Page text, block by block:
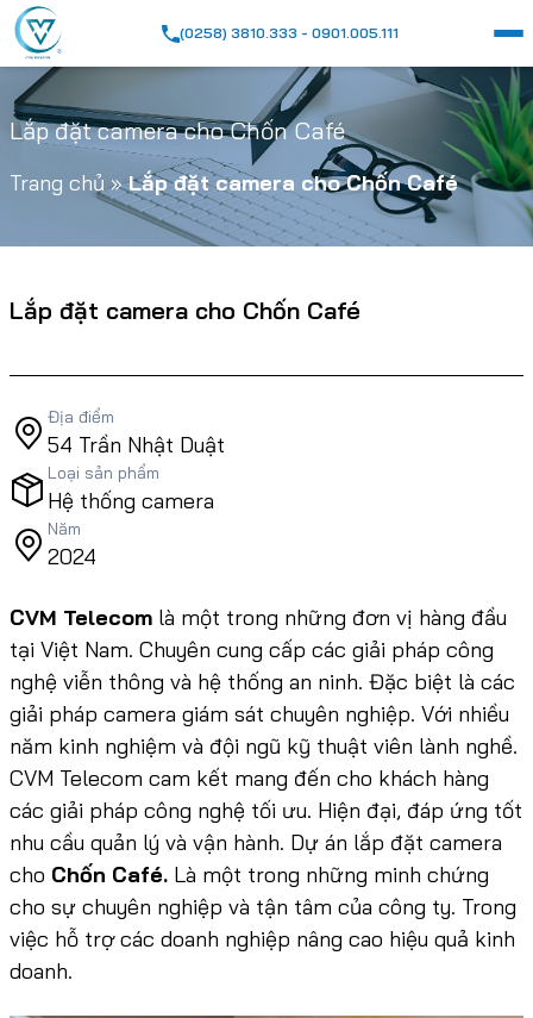
(0258) 3810.333 - 0901.005.111
Lắp đặt camera cho Chốn Café
Trang chủ»Lắp đặt camera cho Chốn Café
Lắp đặt camera cho Chốn Café
Địa điểm
54 Trần Nhật Duật
Loại sản phẩm
Hệ thống camera
Năm
2024
CVM Telecom là một trong những đơn vị hàng đầu
tại Việt Nam. Chuyên cung cấp các giải pháp công
nghệ viễn thông và hệ thống an ninh. Đặc biệt là các
giải pháp camera giám sát chuyên nghiệp. Với nhiều
năm kinh nghiệm và đội ngũ kỹ thuật viên lành nghề.
CVM Telecom cam kết mang đến cho khách hàng
các giải pháp công nghệ tối ưu. Hiện đại, đáp ứng tốt
nhu cầu quản lý và vận hành. Dự án lắp đặt camera
cho Chốn Café. Là một trong những minh chứng
cho sự chuyên nghiệp và tận tâm của công ty. Trong
việc hỗ trợ các doanh nghiệp nâng cao hiệu quả kinh
doanh.